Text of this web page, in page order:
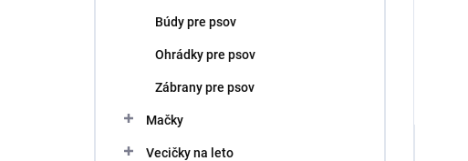
Búdy pre psov
Ohrádky pre psov
Zábrany pre psov
Mačky
Vecičky na leto